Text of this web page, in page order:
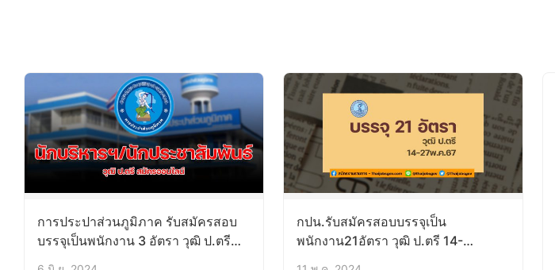
การประปาส่วนภูมิภาค รับสมัครสอบ
บรรจุเป็นพนักงาน 3 อัตรา วุฒิ ป.ตรี
กปน.รับสมัครสอบบรรจุเป็น
พนักงาน21อัตรา วุฒิ ป.ตรี 14-